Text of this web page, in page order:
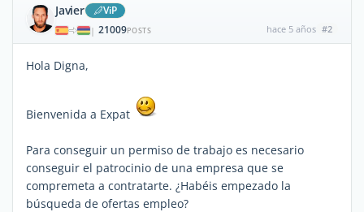
Javier ViP
| 21009POSTS hace 5 años #2
Hola Digna,
Bienvenida a Expat
Para conseguir un permiso de trabajo es necesario
conseguir el patrocinio de una empresa que se
compremeta a contratarte. ¿Habéis empezado la
búsqueda de ofertas empleo?